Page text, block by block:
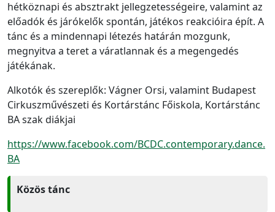
hétköznapi és absztrakt jellegzetességeire, valamint az
előadók és járókelők spontán, játékos reakcióira épít. A
tánc és a mindennapi létezés határán mozgunk,
megnyitva a teret a váratlannak és a megengedés
játékának.
Alkotók és szereplők: Vágner Orsi, valamint Budapest
Cirkuszművészeti és Kortárstánc Főiskola, Kortárstánc
BA szak diákjai
https://www.facebook.com/BCDC.contemporary.dance.
BA
Közös tánc